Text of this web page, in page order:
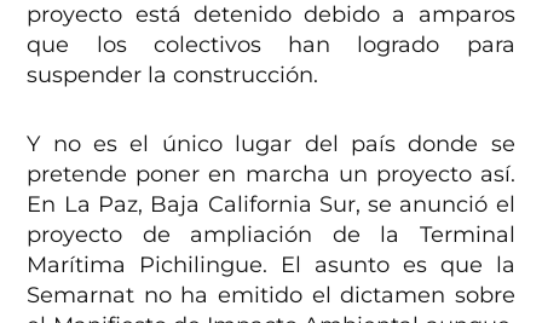
proyecto está detenido debido a amparos
que los colectivos han logrado para
suspender la construcción.
Y no es el único lugar del país donde se
pretende poner en marcha un proyecto así.
En La Paz, Baja California Sur, se anunció el
proyecto de ampliación de la Terminal
Marítima Pichilingue. El asunto es que la
Semarnat no ha emitido el dictamen sobre